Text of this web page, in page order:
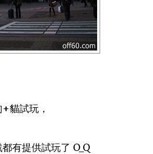
貓試玩，
有提供試玩了 O_Q